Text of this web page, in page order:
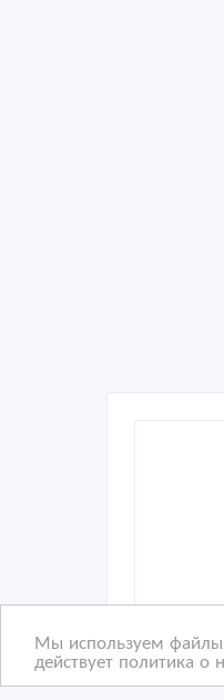
Мы используем файлы
действует политика